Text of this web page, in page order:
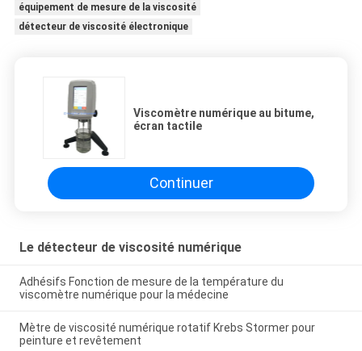
équipement de mesure de la viscosité
détecteur de viscosité électronique
Viscomètre numérique au bitume,
écran tactile
Continuer
Le détecteur de viscosité numérique
Adhésifs Fonction de mesure de la température du
viscomètre numérique pour la médecine
Mètre de viscosité numérique rotatif Krebs Stormer pour
peinture et revêtement